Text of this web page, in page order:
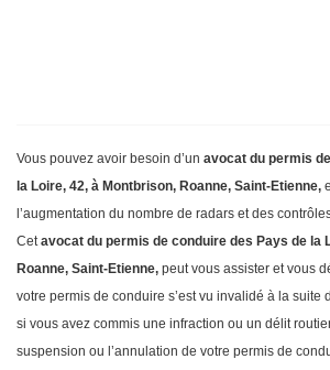
Vous pouvez avoir besoin d’un avocat du permis
la Loire, 42, à Montbrison, Roanne, Saint-Etienne,
l’augmentation du nombre de radars et des
Cetavocat du permis de conduire des Pays de la
Roanne, Saint-Etienne, peut vous assister et vous
votre permis de conduire s’est vu invalidé à la suite
si vous avez commis une infraction ou un délit
suspension ou l’annulation de votre permis de